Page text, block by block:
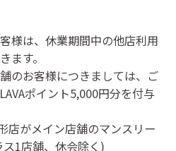
様は、休業期間中の他店利用
ます。
のお客様につきましては、ご
ポイント5,000円分を付与
店がメイン店舗のマンスリー
1店舗、休会除く)